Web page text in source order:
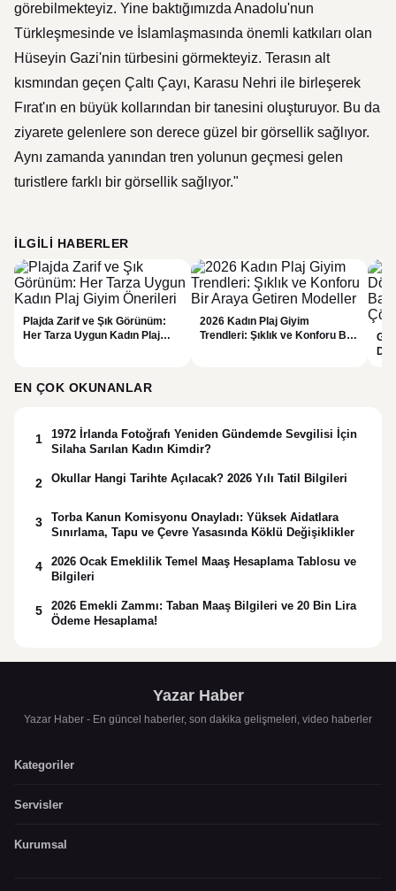
görebilmekteyiz. Yine baktığımızda Anadolu'nun
Türkleşmesinde ve İslamlaşmasında önemli katkıları olan
Hüseyin Gazi'nin türbesini görmekteyiz. Terasın alt
kısmından geçen Çaltı Çayı, Karasu Nehri ile birleşerek
Fırat'ın en büyük kollarından bir tanesini oluşturuyor. Bu da
ziyarete gelenlere son derece güzel bir görsellik sağlıyor.
Aynı zamanda yanından tren yolunun geçmesi gelen
turistlere farklı bir görsellik sağlıyor."
İLGILI HABERLER
Plajda Zarif ve Şık Görünüm:
Her Tarza Uygun Kadın Plaj
2026 Kadın Plaj Giyim
Trendleri: Şıklık ve Konforu Bir
EN ÇOK OKUNANLAR
1
1972 İrlanda Fotoğrafı Yeniden Gündemde Sevgilisi İçin
Silaha Sarılan Kadın Kimdir?
2 Okullar Hangi Tarihte Açılacak? 2026 Yılı Tatil Bilgileri
3
Torba Kanun Komisyonu Onayladı: Yüksek Aidatlara
Sınırlama, Tapu ve Çevre Yasasında Köklü Değişiklikler
4
2026 Ocak Emeklilik Temel Maaş Hesaplama Tablosu ve
Bilgileri
5
2026 Emekli Zammı: Taban Maaş Bilgileri ve 20 Bin Lira
Ödeme Hesaplama!
Yazar Haber
Yazar Haber - En güncel haberler, son dakika gelişmeleri, video haberler
Kategoriler
Servisler
Kurumsal